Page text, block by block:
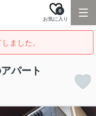
お気に入り
0
ました。
パート